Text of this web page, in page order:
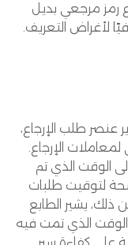
رمز مرجعي بديل
لأغراض التعريف.
عنصر طلب الإرجاع،
الإرجاع.
الوقت الذي تم
لتوقيت طلبات
ذلك، يشير الطابع
الوقت الذي تمت فيه